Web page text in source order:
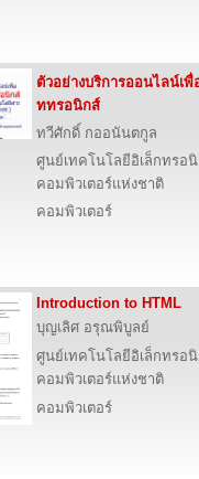
ตัวอย่างบริการออนไลน์เพื่
ททรอนิกส์
ทวีศักดิ์ กออนันตกูล
ศูนย์เทคโนโลยีอิเล็กทรอ
คอมพิวเตอร์แห่งชาติ
คอมพิวเตอร์
Introduction to HTML
บุญเลิศ อรุณพิบูลย์
ศูนย์เทคโนโลยีอิเล็กทรอ
คอมพิวเตอร์แห่งชาติ
คอมพิวเตอร์